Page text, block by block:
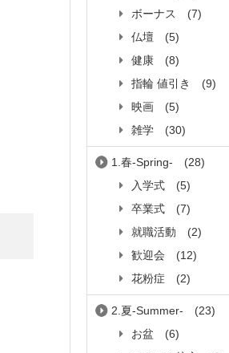
ボーナス
(7)
仏壇
(5)
健康
(8)
指輪 値引き
(9)
映画
(5)
雑学
(30)
1.春-Spring-
(28)
入学式
(5)
卒業式
(7)
就職活動
(2)
歓迎会
(12)
花粉症
(2)
2.夏-Summer-
(23)
お盆
(6)